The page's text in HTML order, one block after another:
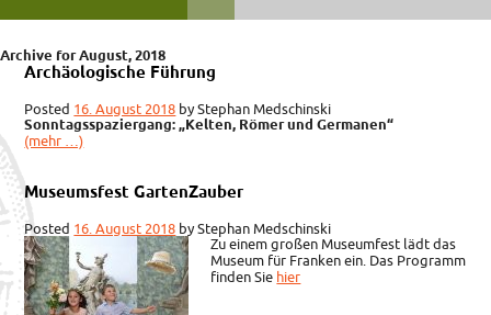
Archive for August, 2018
Archäologische Führung
Posted 16. August 2018 byStephan Medschinski
Sonntagsspaziergang: „Kelten, Römer und Germanen“
(mehr …)
Museumsfest GartenZauber
Posted 16. August 2018 byStephan Medschinski
Zu einem großen Museumfest lädt das
Museum für Franken ein. Das Programm
finden Sie hier